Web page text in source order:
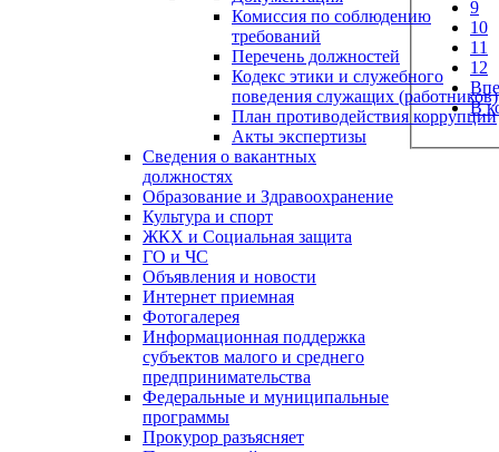
Комиссия по соблюдению
требований
Перечень должностей
Кодекс этики и служебного
поведения служащих (работников)
План противодействия коррупции
Акты экспертизы
Сведения о вакантных
должностях
Образование и Здравоохранение
Культура и спорт
ЖКХ и Социальная защита
ГО и ЧС
Объявления и новости
Интернет приемная
Фотогалерея
Информационная поддержка
субъектов малого и среднего
предпринимательства
Федеральные и муниципальные
программы
Прокурор разъясняет
9
10
11
12
В